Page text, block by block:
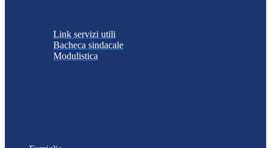
Link servizi utili
Bacheca sindacale
Modulistica